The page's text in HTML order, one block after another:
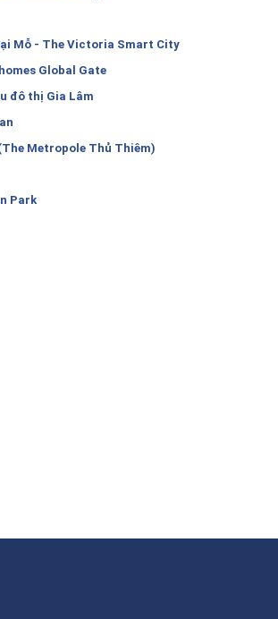
Mỗ - The Victoria Smart City
Global Gate
đô thị Gia Lâm
Metropole Thủ Thiêm)
Park